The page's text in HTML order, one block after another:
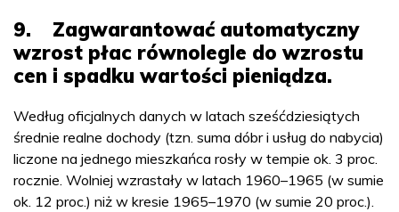
9. Zagwarantować automatyczny
wzrost płac równolegle do wzrostu
cen i spadku wartości pieniądza.
Według oficjalnych danych w latach sześćdziesiątych
średnie realne dochody (tzn. suma dóbr i usług do nabycia)
liczone na jednego mieszkańca rosły w tempie ok. 3 proc.
rocznie. Wolniej wzrastały w latach 1960–1965 (w sumie
ok. 12 proc.) niż w kresie 1965–1970 (w sumie 20 proc.).